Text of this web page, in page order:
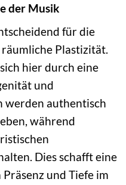
der Musik
für die
Plastizität.
hier durch eine
und
werden authentisch
während
Dies schafft eine
und Tiefe im